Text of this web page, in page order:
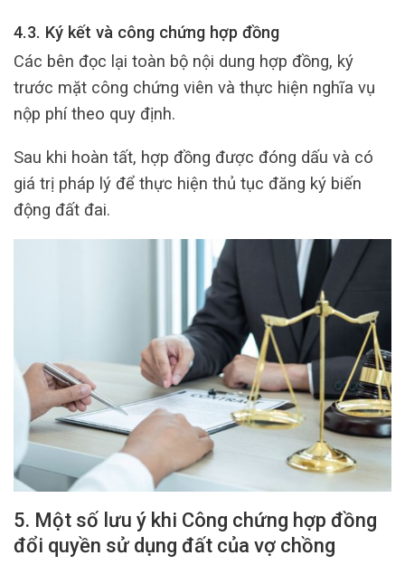
4.3. Ký kết và công chứng hợp đồng
Các bên đọc lại toàn bộ nội dung hợp đồng, ký
trước mặt công chứng viên và thực hiện nghĩa vụ
nộp phí theo quy định.
Sau khi hoàn tất, hợp đồng được đóng dấu và có
giá trị pháp lý để thực hiện thủ tục đăng ký biến
động đất đai.
5. Một số lưu ý khi Công chứng hợp đồng
đổi quyền sử dụng đất của vợ chồng